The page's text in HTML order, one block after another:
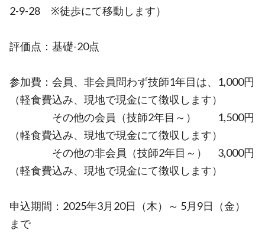
2-9-28 ※徒歩にて移動します）
評価点：基礎-20点
参加費：会員、非会員問わず技師1年目は、1,000円
（軽食費込み、現地で現金にて徴収します）
その他の会員（技師2年目～） 1,500円
（軽食費込み、現地で現金にて徴収します）
その他の非会員（技師2年目～） 3,000円
（軽食費込み、現地で現金にて徴収します）
申込期間：2025年3月20日（木）～ 5月9日（金）
まで